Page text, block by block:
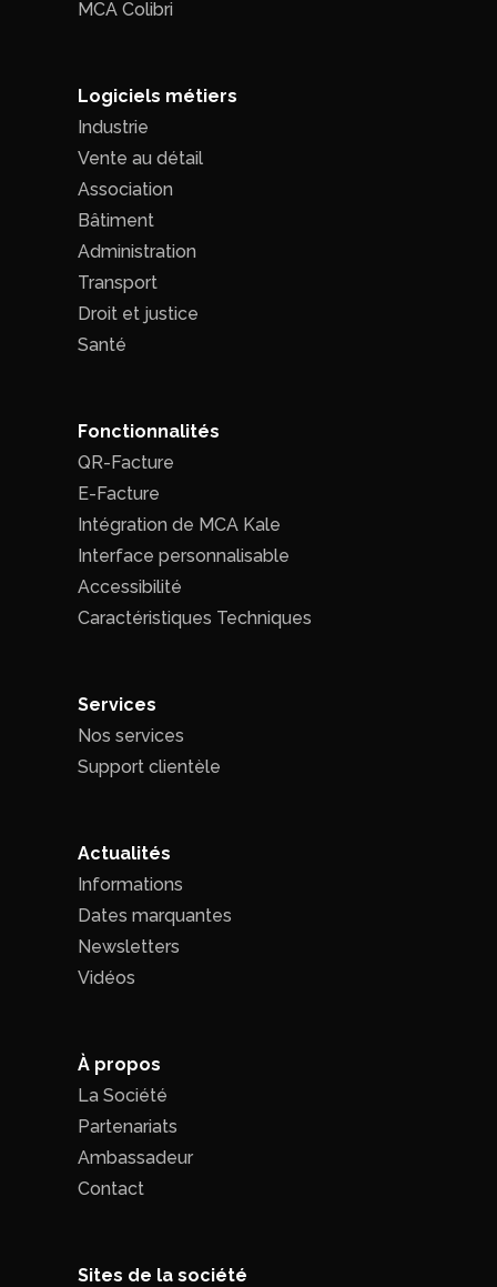
MCA Colibri
Logiciels métiers
Industrie
Vente au détail
Association
Bâtiment
Administration
Transport
Droit et justice
Santé
Fonctionnalités
QR-Facture
E-Facture
Intégration de MCA Kale
Interface personnalisable
Accessibilité
Caractéristiques Techniques
Services
Nos services
Support clientèle
Actualités
Informations
Dates marquantes
Newsletters
Vidéos
À propos
La Société
Partenariats
Ambassadeur
Contact
Sites de la société